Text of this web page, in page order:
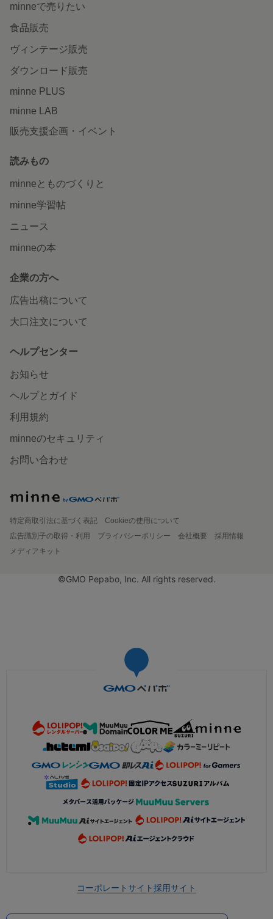
minneで売りたい
食品販売
ヴィンテージ販売
ダウンロード販売
minne PLUS
minne LAB
販売支援企画・イベント
読みもの
minneとものづくりと
minne学習帖
ニュース
minneの本
企業の方へ
広告出稿について
大口注文について
ヘルプセンター
お知らせ
ヘルプとガイド
利用規約
minneのセキュリティ
お問い合わせ
特定商取引法に基づく表記
Cookieの使用について
広告識別子の取得・利用
プライバシーポリシー 会社概要
採用情報
メディアキット
©GMO Pepabo, Inc. All rights reserved.
コーポレートサイト採用サイト